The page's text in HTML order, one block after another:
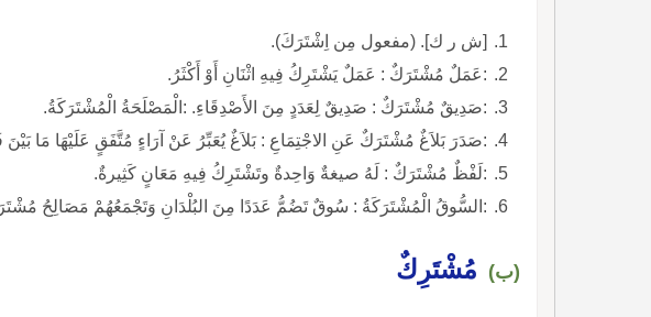
[ش ر ك]. (مفعول مِن اِشْتَرَكَ).
:عَمَلٌ مُشْتَرَكٌ : عَمَلٌ يَشْتَرِكُ فِيهِ اثْنَانِ أَوْ أَكْثَرُ.
:صَدِيقٌ مُشْتَرَكٌ : صَدِيقٌ لِعَدَدٍ مِنَ الأَصْدِقَاءِ. :الْمَصْلَحَةُ الْمُشْتَرَكَةُ.
:صَدَرَ بَلاَغٌ مُشْتَرَكٌ عَنِ الاجْتِمَاعِ : بَلاَغٌ يُعَبِّرُ عَنْ آرَاءٍ مُتَّفَقٍ عَلَيْهَا مَا بَيْنَ
:لَفْظٌ مُشْتَرَكٌ : لَهُ صيغةٌ وَاحِدةٌ وتَشْتَرِكُ فِيهِ مَعَانٍ كَثِيرةٌ.
:السُّوقُ الْمُشْتَرَكَةُ : سُوقٌ تَضُمُّ عَدَدًا مِنَ البُلْدَانِ وَتَجْمَعُهُمْ مَصَالِحُ
(ب) مُشْتَرِكٌ